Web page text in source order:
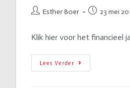
Esther Boer 23 mei
Klik hier voor het financieel
Lees Verder